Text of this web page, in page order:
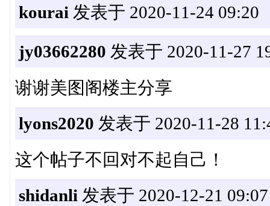
kourai 发表于 2020-11-24 09:20
jy03662280 发表于 2020-11-27
谢谢美图阁楼主分享
lyons2020 发表于 2020-11-28
这个帖子不回对不起自己！
shidanli 发表于 2020-12-21 09:07